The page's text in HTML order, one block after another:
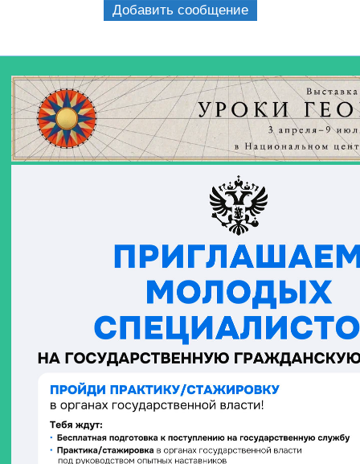
Добавить сообщение